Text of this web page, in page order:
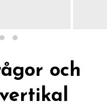
och